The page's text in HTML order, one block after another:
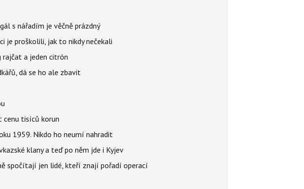
s nářadím je věčně prázdný
je proškolili, jak to nikdy nečekali
rajčat a jeden citrón
dá se ho ale zbavit
cenu tisíců korun
1959. Nikdo ho neumí nahradit
klany a teď po něm jde i Kyjev
spočítají jen lidé, kteří znají pořadí operací